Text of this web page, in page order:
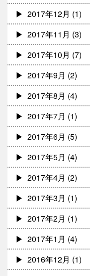
2017年12月 (1)
2017年11月 (3)
2017年10月 (7)
2017年9月 (2)
2017年8月 (4)
2017年7月 (1)
2017年6月 (5)
2017年5月 (4)
2017年4月 (2)
2017年3月 (1)
2017年2月 (1)
2017年1月 (4)
2016年12月 (1)